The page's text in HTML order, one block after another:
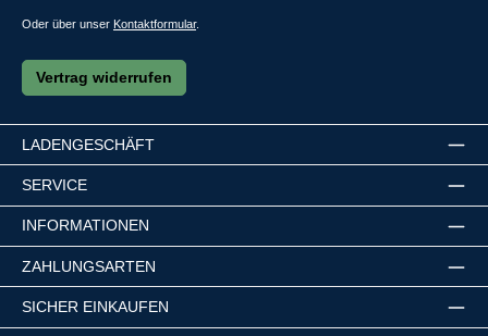
Oder über unser Kontaktformular.
Vertrag widerrufen
LADENGESCHÄFT
SERVICE
INFORMATIONEN
ZAHLUNGSARTEN
SICHER EINKAUFEN